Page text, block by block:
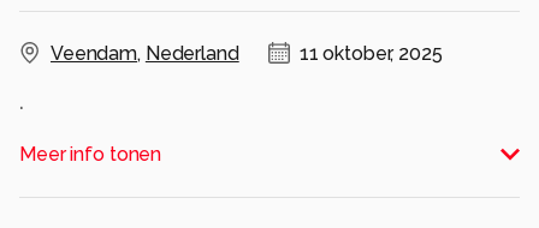
Veendam, Nederland 11 oktober, 2025
.
Alle rechten voorbehouden
Meer info tonen